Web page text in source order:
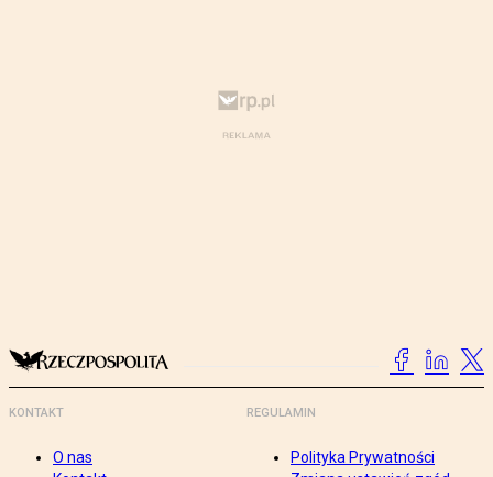
KONTAKT
O nas
REGULAMIN
Polityka Prywatności